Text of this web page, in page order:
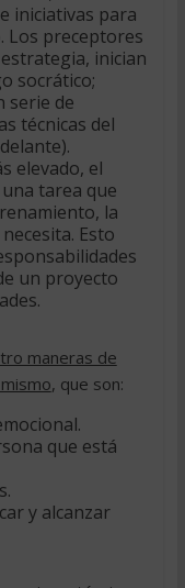
iniciativas para
Los preceptores
inician
socrático;
serie de
técnicas del
elevado, el
tarea que
la
Esto
un proyecto
maneras de
, que son:
que está
y alcanzar